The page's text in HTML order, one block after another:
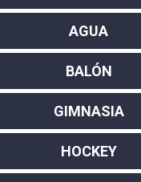
AGUA
BALÓN
GIMNASIA
HOCKEY